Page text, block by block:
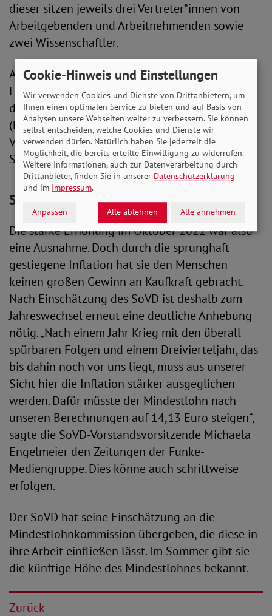
dieser sitzen jeweils drei Vertreter*innen von
Arbeitgebenden und Arbeitnehmenden sowie
zwei Wissenschaftler.
Aufgabe der Kommission ist es, die Höhe der
Lohnuntergrenze festzulegen. Als Orientierung
dient die Entwicklung der Tariflöhne. Die
(halb-)jährlichen Anpassungen betrugen in der
Vergangenheit zwischen 10 und 60 Cent pro
Stunde.
SoVD: Erneut deutlich Anhebung nötig
Die starke Erhöhung im Oktober 2022 war also
eine Ausnahme. Doch durch die sprunghaft
gestiegene Inflation hat sie den Menschen
keinen großen Gewinn an Kaufkraft gebracht.
Nach Einschätzung des SoVD ist deshalb zum
Jahreswechsel erneut eine deutliche Anhebung
nötig. „Nach einem Jahr Krieg mit den überall
spürbaren Folgen und einem Dreivierteljahr, das
bis dahin noch vor uns liegt, muss aus unserer
Sicht hier die Inflation stärker ausgeglichen
werden. Dafür müsste der Mindestlohn nach
unseren Berechnungen auf 14,13 Euro steigen“,
sagte die SoVD-Vorstandsvorsitzende Michaela
Engelmeier den Zeitungen der Funke-
Mediengruppe. Dies könne auch schrittweise
erfolgen.
Der SoVD hat seine Einschätzung an die
Mindestlohnkommission übergeben, die diese in
ihre Arbeit einfließen lässt. Im Sommer gibt sie
die künftige Höhe des Mindestlohnes bekannt.
Zurück
Cookie-Hinweis und Einstellungen
Wir verwenden Cookies und Dienste von Drittanbietern, um
Ihnen einen optimalen Service zu bieten und auf Basis von
Analysen unsere Webseiten weiter zu verbessern. Sie können
selbst entscheiden, welche Cookies und Dienste wir
verwenden dürfen. Natürlich haben Sie jederzeit die
Möglichkeit, die bereits erteilte Einwilligung zu widerrufen.
Weitere Informationen, auch zur Datenverarbeitung durch
Drittanbieter, finden Sie in unserer Datenschutzerklärung
und im Impressum.
Anpassen Alle ablehnen Alle annehmen